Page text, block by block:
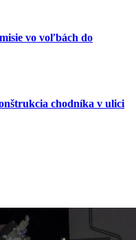
vo voľbách do
chodníka v ulici